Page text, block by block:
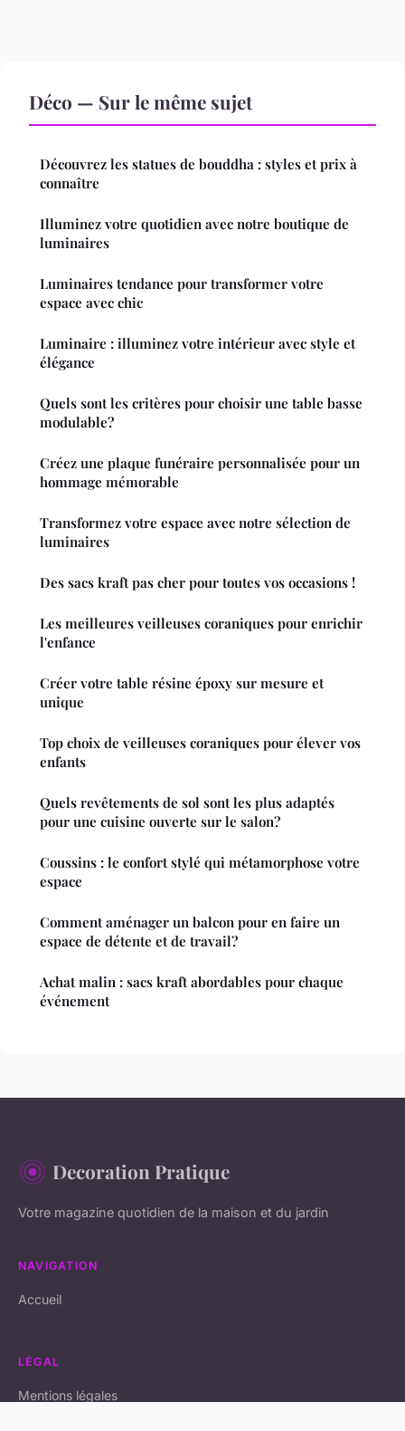
Déco — Sur le même sujet
Découvrez les statues de bouddha : styles et prix à
connaître
Illuminez votre quotidien avec notre boutique de
luminaires
Luminaires tendance pour transformer votre
espace avec chic
Luminaire : illuminez votre intérieur avec style et
élégance
Quels sont les critères pour choisir une table basse
modulable?
Créez une plaque funéraire personnalisée pour un
hommage mémorable
Transformez votre espace avec notre sélection de
luminaires
Des sacs kraft pas cher pour toutes vos occasions !
Les meilleures veilleuses coraniques pour enrichir
l'enfance
Créer votre table résine époxy sur mesure et
unique
Top choix de veilleuses coraniques pour élever vos
enfants
Quels revêtements de sol sont les plus adaptés
pour une cuisine ouverte sur le salon?
Coussins : le confort stylé qui métamorphose votre
espace
Comment aménager un balcon pour en faire un
espace de détente et de travail?
Achat malin : sacs kraft abordables pour chaque
événement
Decoration Pratique
Votre magazine quotidien de la maison et du jardin
NAVIGATION
Accueil
LÉGAL
Mentions légales